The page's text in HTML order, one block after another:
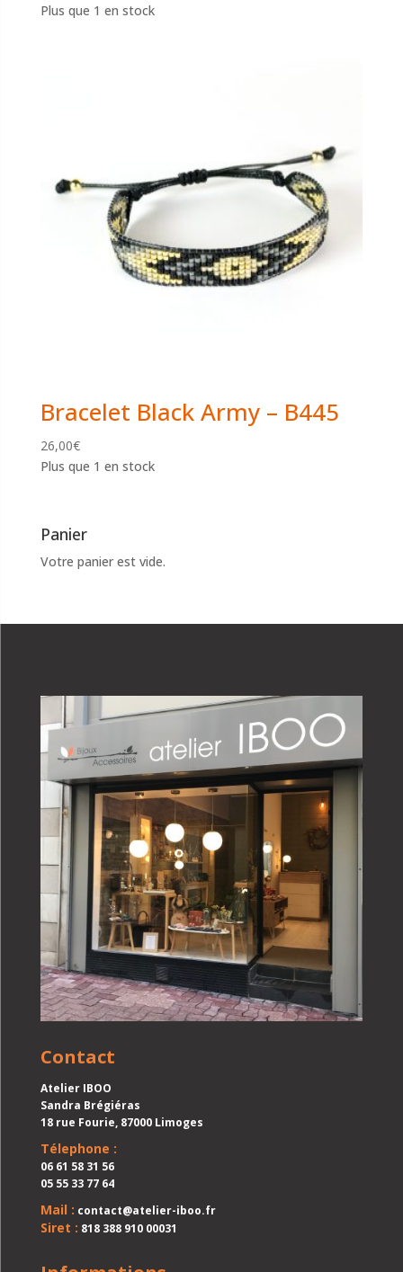
Plus que 1 en stock
Bracelet Black Army – B445
26,00€
Plus que 1 en stock
Panier
Votre panier est vide.
Contact
Atelier IBOO
Sandra Brégiéras
18 rue Fourie, 87000 Limoges
Télephone :
06 61 58 31 56
05 55 33 77 64
Mail : contact@atelier-iboo.fr
Siret : 818 388 910 00031